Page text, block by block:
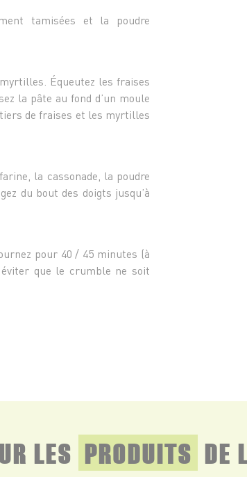
tamisées et la poudre
Équeutez les fraises
la pâte au fond d’un moule
de fraises et les myrtilles
la cassonade, la poudre
du bout des doigts jusqu’à
pour 40 / 45 minutes (à
que le crumble ne soit
LES PRODUITS DE